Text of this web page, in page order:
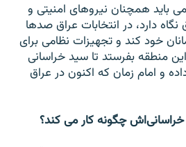
بايد همچنان نيروهای امنيتی و
دارد، در انتخابات عراق صدها
خود کند و تجهيزات نظامی برای
منطقه بفرستد تا سيد خراسانی
و امام زمان که اکنون در عراق
چگونه کار می کند؟